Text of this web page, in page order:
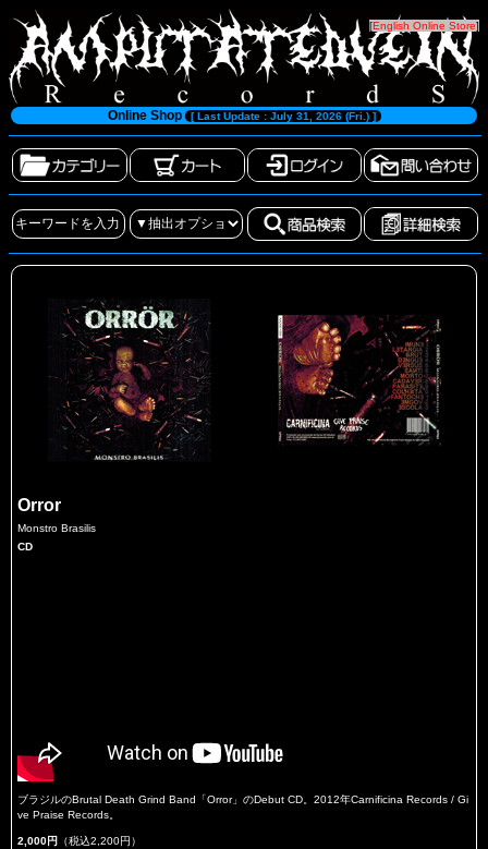
[English Online Store]
Online Shop [ Last Update : July 31, 2026 (Fri.) ]
Orror
Monstro Brasilis
CD
ブラジルのBrutal Death Grind Band「Orror」のDebut CD。2012年Carnificina Records / Gi
ve Praise Records。
2,000円 （税込2,200円）